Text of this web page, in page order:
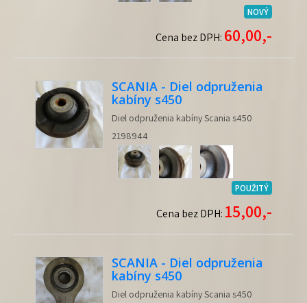
NOVÝ
Cena bez DPH: 60,00,-
SCANIA - Diel odpruženia
kabíny s450
Diel odpruženia kabíny Scania s450
2198944
POUŽITÝ
Cena bez DPH: 15,00,-
SCANIA - Diel odpruženia
kabíny s450
Diel odpruženia kabíny Scania s450